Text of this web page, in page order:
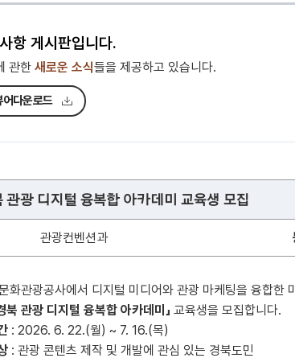
항 게시판입니다.
관한새로운 소식들을 제공하고 있습니다.
어다운로드
관광 디지털 융복합 아카데미 교육생 모집
관광컨벤션과
화관광공사에서 디지털 미디어와 관광 마케팅을 융합한
북 관광 디지털 융복합 아카데미」 교육생을 모집합니다.
: 2026. 6. 22.(월) ~ 7. 16.(목)
: 관광 콘텐츠 제작 및 개발에 관심 있는 경북도민